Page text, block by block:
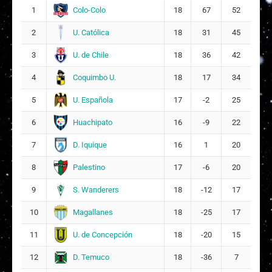
5
A Aline Isidora Jofré Molina 11
P Paulina Jazmín Véliz Rodríguez
10
M
R
9
1 Colo-Colo 18 67 52
2 U. Católica 18 31 45
3 U. de Chile 18 36 42
4 Coquimbo U. 18 17 34
5 U. Española 17 -2 25
6 Huachipato 16 -9 22
7 D. Iquique 16 1 20
8 Palestino 17 -6 20
9 S. Wanderers 18 -12 17
10 Magallanes 18 -25 17
11 U. de Concepción 18 -20 15
12 D. Temuco 18 -36 7